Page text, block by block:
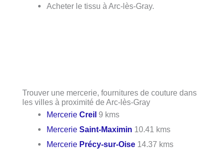
Acheter le tissu à Arc-lès-Gray.
Trouver une mercerie, fournitures de couture dans
les villes à proximité de Arc-lès-Gray
MercerieCreil 9 kms
MercerieSaint-Maximin 10.41 kms
Mercerie Précy-sur-Oise 14.37 kms